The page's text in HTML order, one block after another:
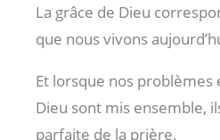
La grâce de Dieu
que nous vivons
Et lorsque nos problèmes
Dieu sont mis ensemble,
parfaite de la prière.